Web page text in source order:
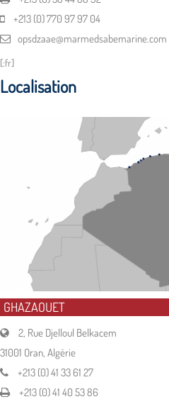
+213 (0) 770 97 97 04
opsdzaae@marmedsabemarine.com
[:fr]
Localisation
GHAZAOUET
2, Rue Djelloul Belkacem
31001 Oran, Algérie
+213 (0) 41 33 61 27
+213 (0) 41 40 53 86